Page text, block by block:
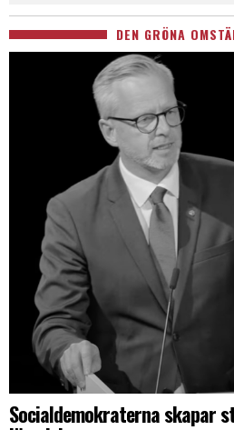
DEN GRÖNA
Socialdemokraterna skapar